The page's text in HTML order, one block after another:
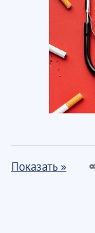
Показать »